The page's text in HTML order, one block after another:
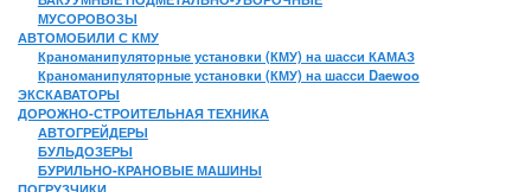
МУСОРОВОЗЫ
АВТОМОБИЛИ С КМУ
Краноманипуляторные установки (КМУ) на шасси КАМАЗ
Краноманипуляторные установки (КМУ) на шасси Daewoo
ЭКСКАВАТОРЫ
ДОРОЖНО-СТРОИТЕЛЬНАЯ ТЕХНИКА
АВТОГРЕЙДЕРЫ
БУЛЬДОЗЕРЫ
БУРИЛЬНО-КРАНОВЫЕ МАШИНЫ